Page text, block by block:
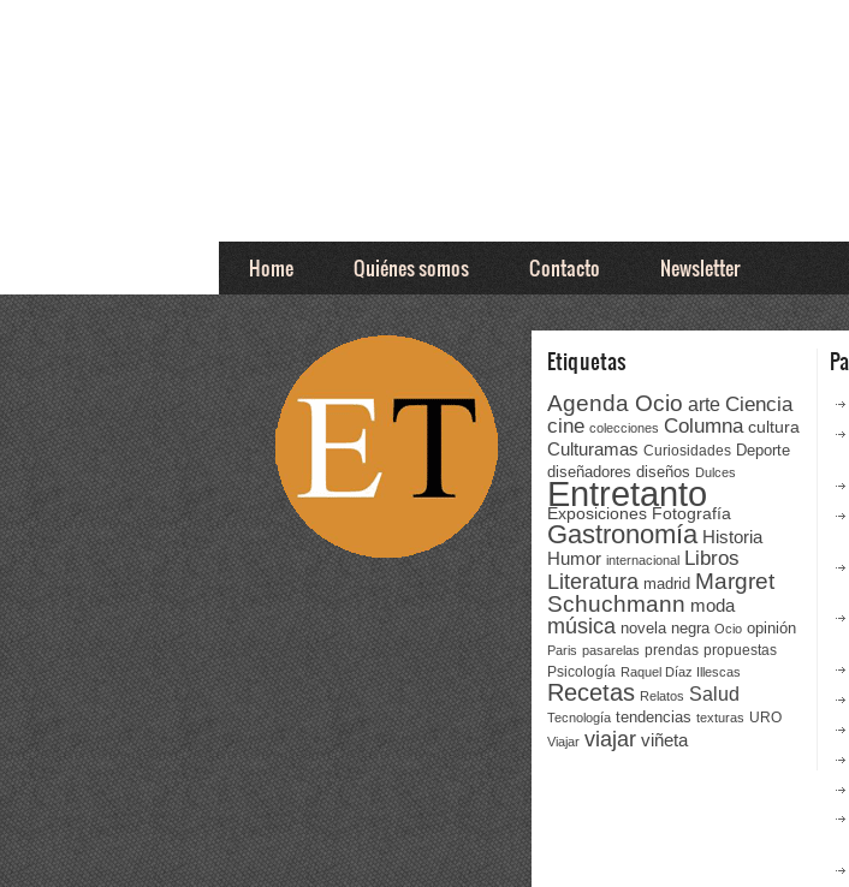
Home Quiénes somos Contacto Newsletter
Etiquetas
Agenda Ocio arte Ciencia
cine colecciones Columna cultura
Culturamas Curiosidades Deporte
diseñadores diseños Dulces
Entretanto
Exposiciones Fotografía
Gastronomía Historia
Humor internacional Libros
Literatura madrid Margret
Schuchmann moda
música novela negra Ocio opinión
Paris pasarelas prendas propuestas
Psicología Raquel Díaz Illescas
Recetas Relatos Salud
Tecnología tendencias texturas URO
Viajar viajar viñeta